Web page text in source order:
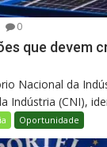
0
que devem
Nacional da
Indústria (CNI),
Oportunidade